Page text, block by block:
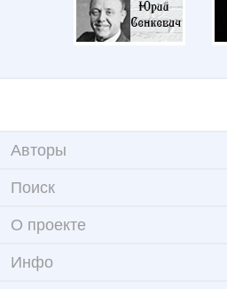
Авторы
Поиск
О проекте
Инфо